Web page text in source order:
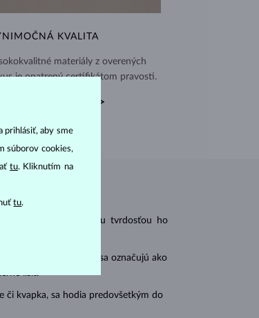
KVALITA
materiály z overených
je opatrený certifikátom pravosti.
PRAVOSTI >
starostlivosti. Svojou tvrdosťou ho
. Svetloružové korundy sa označujú ako
líšiť.
či kvapka, sa hodia predovšetkým do
prihlásiť, aby sme
súborov cookies,
tu. Kliknutím na
tu.